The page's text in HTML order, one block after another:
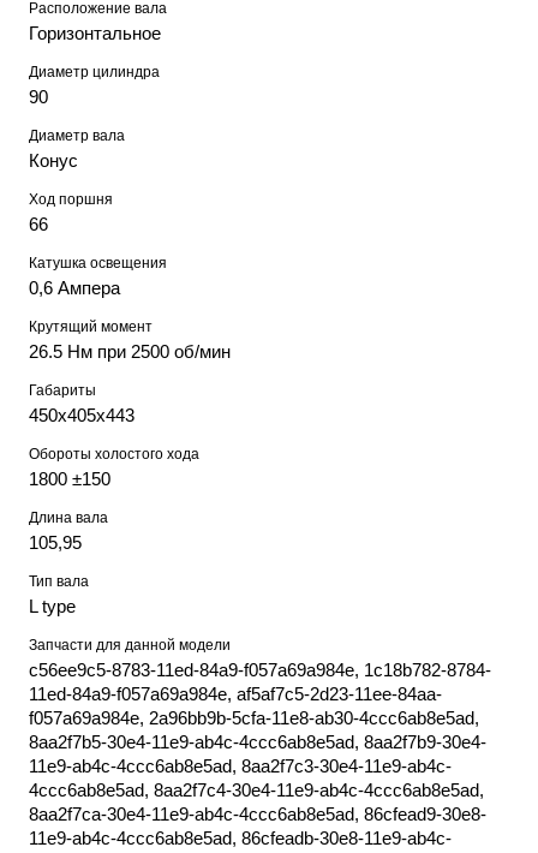
Расположение вала
Горизонтальное
Диаметр цилиндра
90
Диаметр вала
Конус
Ход поршня
66
Катушка освещения
0,6 Ампера
Крутящий момент
26.5 Нм при 2500 об/мин
Габариты
450х405х443
Обороты холостого хода
1800 ±150
Длина вала
105,95
Тип вала
L type
Запчасти для данной модели
c56ee9c5-8783-11ed-84a9-f057a69a984e, 1c18b782-8784-
11ed-84a9-f057a69a984e, af5af7c5-2d23-11ee-84aa-
f057a69a984e, 2a96bb9b-5cfa-11e8-ab30-4ccc6ab8e5ad,
8aa2f7b5-30e4-11e9-ab4c-4ccc6ab8e5ad, 8aa2f7b9-30e4-
11e9-ab4c-4ccc6ab8e5ad, 8aa2f7c3-30e4-11e9-ab4c-
4ccc6ab8e5ad, 8aa2f7c4-30e4-11e9-ab4c-4ccc6ab8e5ad,
8aa2f7ca-30e4-11e9-ab4c-4ccc6ab8e5ad, 86cfead9-30e8-
11e9-ab4c-4ccc6ab8e5ad, 86cfeadb-30e8-11e9-ab4c-